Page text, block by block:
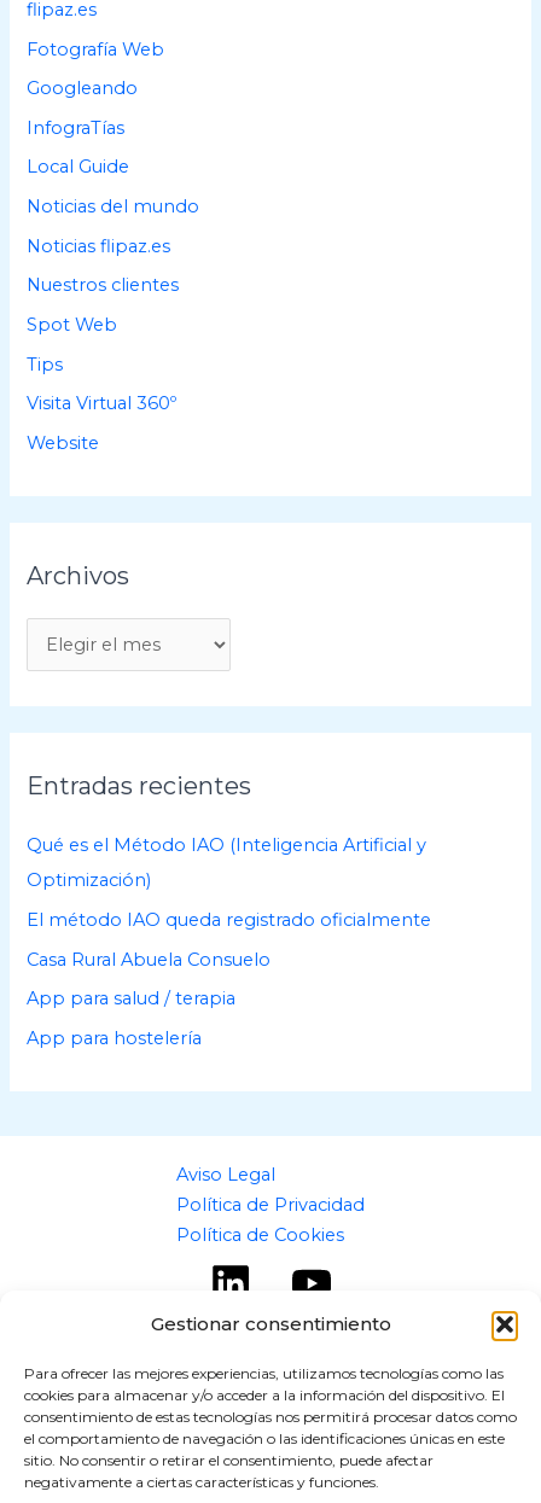
Gestionar consentimiento
Para ofrecer las mejores experiencias, utilizamos tecnologías como las
cookies para almacenar y/o acceder a la información del dispositivo. El
consentimiento de estas tecnologías nos permitirá procesar datos como
el comportamiento de navegación o las identificaciones únicas en este
sitio. No consentir o retirar el consentimiento, puede afectar
negativamente a ciertas características y funciones.
flipaz.es
Fotografía Web
Googleando
InfograTías
Local Guide
Noticias del mundo
Noticias flipaz.es
Nuestros clientes
Spot Web
Tips
Visita Virtual 360º
Website
Archivos
r
c
h
i
o
s
Entradas recientes
Qué es el Método IAO (Inteligencia Artificial y
Optimización)
El método IAO queda registrado oficialmente
Casa Rural Abuela Consuelo
App para salud / terapia
App para hostelería
Aviso Legal
Política de Privacidad
Política de Cookies
Copyright © 2026 flipaz.es
Powered by flipaz.es